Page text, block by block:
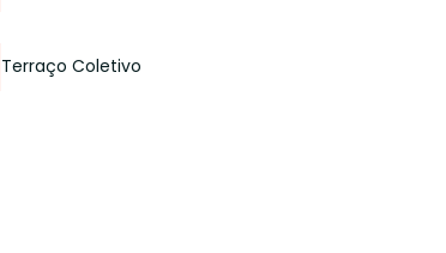
Terraço Coletivo